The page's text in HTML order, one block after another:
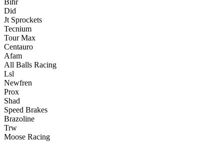
Did
Jt Sprockets
Tecnium
Tour Max
Centauro
Afam
All Balls Racing
Lsl
Newfren
Prox
Shad
Speed Brakes
Brazoline
Trw
Moose Racing